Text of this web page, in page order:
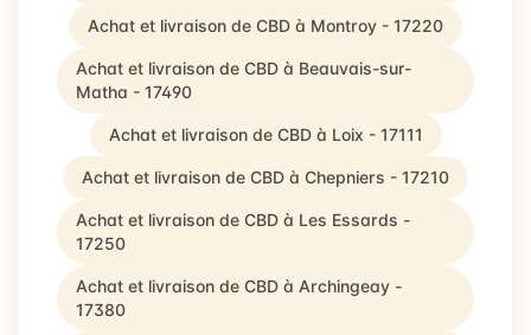
Achat et livraison de CBD à Montroy - 17220
Achat et livraison de CBD à Beauvais-sur-
Matha - 17490
Achat et livraison de CBD à Loix - 17111
Achat et livraison de CBD à Chepniers - 17210
Achat et livraison de CBD à Les Essards -
17250
Achat et livraison de CBD à Archingeay -
17380